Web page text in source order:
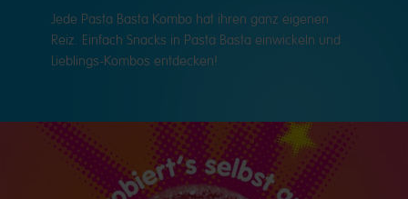
Jede Pasta Basta Kombo hat ihren ganz eigenen
Reiz. Einfach Snacks in Pasta Basta einwickeln und
Lieblings-Kombos entdecken!